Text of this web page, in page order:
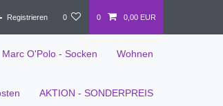
Registrieren 0 0 0,00 EUR
Marc O'Polo - Socken Wohnen
AKTION - SONDERPREIS